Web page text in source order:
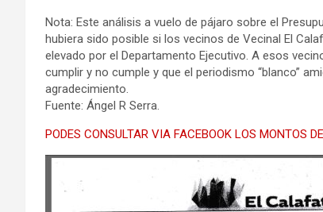
Nota: Este análisis a vuelo de pájaro sobre el
hubiera sido posible si los vecinos de Vecinal El
elevado por el Departamento Ejecutivo. A esos
cumplir y no cumple y que el periodismo “blanco”
agradecimiento.
Fuente: Ángel R Serra.
PODES CONSULTAR VIA FACEBOOK LOS MONTOS